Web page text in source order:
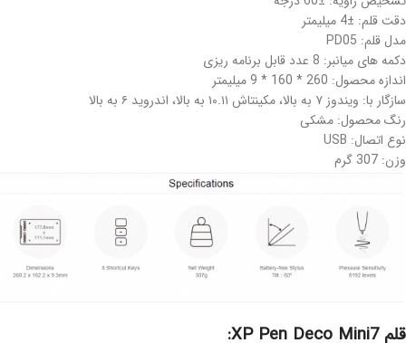
دقت قلم: ±4 میلیمتر
مدل قلم: PD05
دکمه های میانبر: 8 عدد قابل برنامه ریزی
اندازه محصول: 260 * 160 * 9 میلیمتر
سازگار با: ویندوز ۷ به بالا، مکینتاش ۱۰.۱۱ به بالا، اندروید ۶ به بالا
رنگ محصول: مشکی
نوع اتصال: USB
وزن: 307 گرم
قلم XP Pen Deco Mini7: